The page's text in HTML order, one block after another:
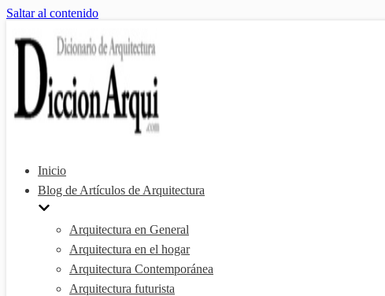
Saltar al contenido
Inicio
Blog de Artículos de Arquitectura
Arquitectura en General
Arquitectura en el hogar
Arquitectura Contemporánea
Arquitectura futurista